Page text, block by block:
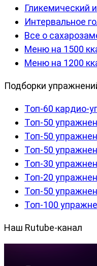
Гликемический
Интервальное
Все о
Меню на 1500
Меню на 1200
Подборки
Топ-60 кардио-
Топ-50
Топ-50
Топ-50
Топ-30
Топ-20
Топ-50
Топ-100
Наш Rutube-канал